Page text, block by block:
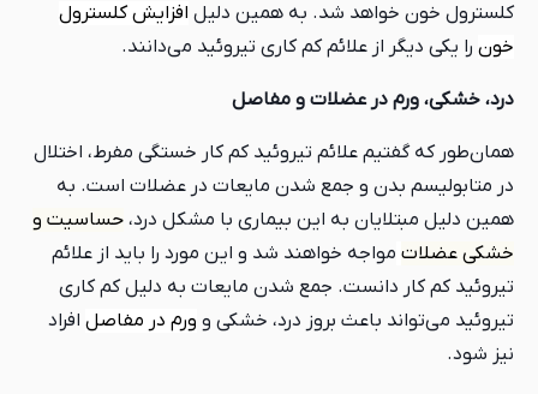
کلسترول خون خواهد شد. به همین دلیل افزایش کلسترول
خون را یکی دیگر از علائم کم کاری تیروئید می‌دانند.
درد، خشکی، ورم در عضلات و مفاصل
همان‌طور که گفتیم علائم تیروئید کم کار خستگی مفرط، اختلال
در متابولیسم بدن و جمع شدن مایعات در عضلات است. به
همین دلیل مبتلایان به این بیماری با مشکل درد، حساسیت و
خشکی عضلات مواجه خواهند شد و این مورد را باید از علائم
تیروئید کم کار دانست. جمع شدن مایعات به دلیل کم کاری
تیروئید می‌تواند باعث بروز درد، خشکی و ورم در مفاصل افراد
نیز شود.